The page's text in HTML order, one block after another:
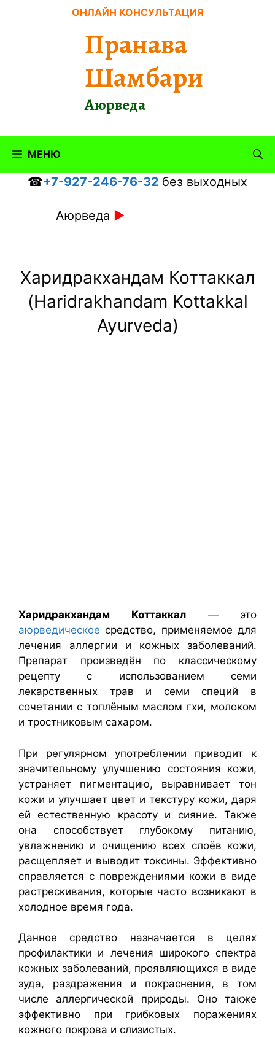
ОНЛАЙН КОНСУЛЬТАЦИЯ
Пранава
Шамбари
Аюрведа
МЕНЮ
☎+7-927-246-76-32 без выходных
Аюрведа ►
Харидракхандам Коттаккал
(Haridrakhandam Kottakkal
Ayurveda)
Харидракхандам Коттаккал — это
аюрведическое средство, применяемое для
лечения аллергии и кожных заболеваний.
Препарат произведён по классическому
рецепту с использованием семи
лекарственных трав и семи специй в
сочетании с топлёным маслом гхи, молоком
и тростниковым сахаром.
При регулярном употреблении приводит к
значительному улучшению состояния кожи,
устраняет пигментацию, выравнивает тон
кожи и улучшает цвет и текстуру кожи, даря
ей естественную красоту и сияние. Также
она способствует глубокому питанию,
увлажнению и очищению всех слоёв кожи,
расщепляет и выводит токсины. Эффективно
справляется с повреждениями кожи в виде
растрескивания, которые часто возникают в
холодное время года.
Данное средство назначается в целях
профилактики и лечения широкого спектра
кожных заболеваний, проявляющихся в виде
зуда, раздражения и покраснения, в том
числе аллергической природы. Оно также
эффективно при грибковых поражениях
кожного покрова и слизистых.